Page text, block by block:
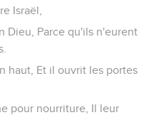
Israël,
Dieu, Parce qu'ils n'eurent
haut, Et il ouvrit les portes
pour nourriture, Il leur